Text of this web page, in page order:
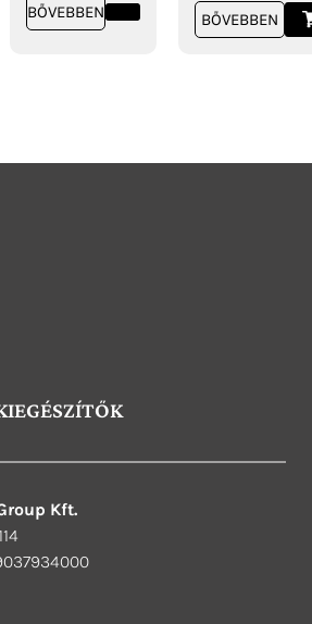
BŐVEBBEN
BŐVEBBEN
Kft.